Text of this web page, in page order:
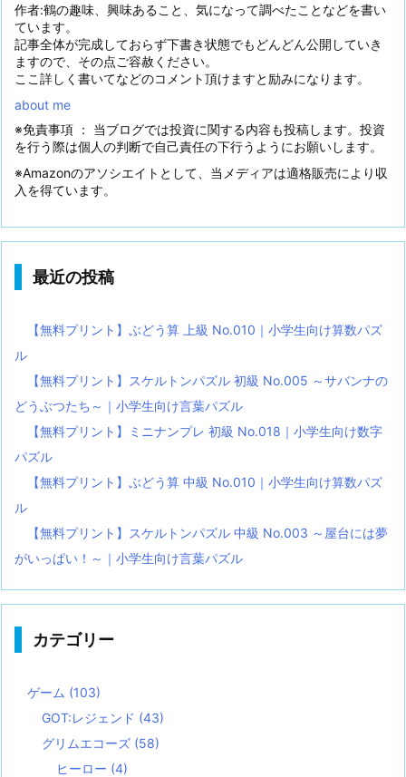
作者:鶴の趣味、興味あること、気になって調べたことなどを書い
ています。
記事全体が完成しておらず下書き状態でもどんどん公開していき
ますので、その点ご容赦ください。
ここ詳しく書いてなどのコメント頂けますと励みになります。
about me
※免責事項 ： 当ブログでは投資に関する内容も投稿します。投資
を行う際は個人の判断で自己責任の下行うようにお願いします。
※Amazonのアソシエイトとして、当メディアは適格販売により収
入を得ています。
最近の投稿
【無料プリント】ぶどう算 上級 No.010｜小学生向け算数パズ
ル
【無料プリント】スケルトンパズル 初級 No.005 ～サバンナの
どうぶつたち～｜小学生向け言葉パズル
【無料プリント】ミニナンプレ 初級 No.018｜小学生向け数字
パズル
【無料プリント】ぶどう算 中級 No.010｜小学生向け算数パズ
ル
【無料プリント】スケルトンパズル 中級 No.003 ～屋台には夢
がいっぱい！～｜小学生向け言葉パズル
カテゴリー
ゲーム (103)
GOT:レジェンド (43)
グリムエコーズ (58)
ヒーロー (4)